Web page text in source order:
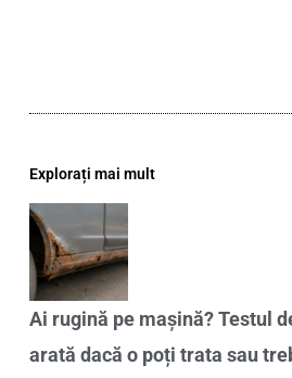
Explorați mai mult
Ai rugină pe mașină? Testul
arată dacă o poți trata sau